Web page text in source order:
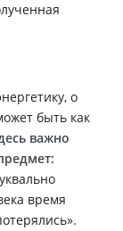
о
быть как
важно
время